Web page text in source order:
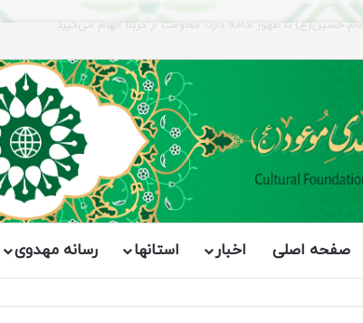
صفحه اصلی اخبار استانها رسانه مهدوی